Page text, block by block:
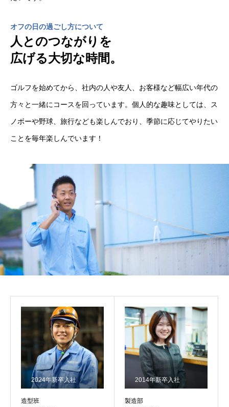
オフの日の過ごし方について
人とのつながりを
広げる大切な時間。
ゴルフを始めてから、社内の人や友人、お客様など幅広い年代の
方々と一緒にコースを回っています。個人的な趣味としては、ス
ノボーや野球、旅行なども楽しんでおり、季節に応じてやりたい
ことを毎年楽しんでいます！
造型班
2024年新卒入社
製造部
2014年新卒入社